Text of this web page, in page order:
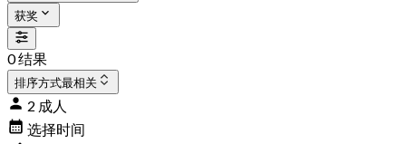
获奖
0 结果
排序方式最相关
2 成人
选择时间